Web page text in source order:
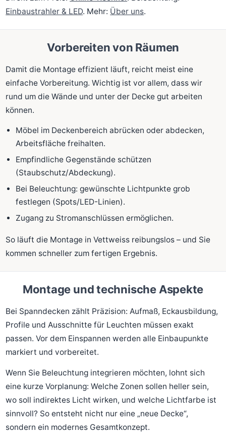
Einbaustrahler & LED. Mehr: Über uns.
Vorbereiten von Räumen
Damit die Montage effizient läuft, reicht meist eine
einfache Vorbereitung. Wichtig ist vor allem, dass wir
rund um die Wände und unter der Decke gut arbeiten
können.
Möbel im Deckenbereich abrücken oder abdecken,
Arbeitsfläche freihalten.
Empfindliche Gegenstände schützen
(Staubschutz/Abdeckung).
Bei Beleuchtung: gewünschte Lichtpunkte grob
festlegen (Spots/LED-Linien).
Zugang zu Stromanschlüssen ermöglichen.
So läuft die Montage in Vettweiss reibungslos – und Sie
kommen schneller zum fertigen Ergebnis.
Montage und technische Aspekte
Bei Spanndecken zählt Präzision: Aufmaß, Eckausbildung,
Profile und Ausschnitte für Leuchten müssen exakt
passen. Vor dem Einspannen werden alle Einbaupunkte
markiert und vorbereitet.
Wenn Sie Beleuchtung integrieren möchten, lohnt sich
eine kurze Vorplanung: Welche Zonen sollen heller sein,
wo soll indirektes Licht wirken, und welche Lichtfarbe ist
sinnvoll? So entsteht nicht nur eine „neue Decke“,
sondern ein modernes Gesamtkonzept.